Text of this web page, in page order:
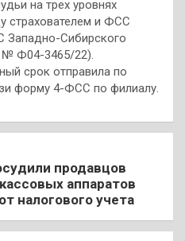
на трех уровнях
страхователем и ФСС
Западно-Сибирского
№ Ф04-3465/22).
срок отправила по
форму 4-ФСС по филиалу.
продавцов
аппаратов
налогового учета